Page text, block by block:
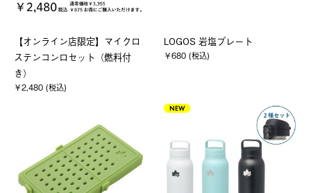
【オンライン店限定】マイクロ
ステンコンロセット（燃料付
き）
￥2,480 (税込)
LOGOS 岩塩プレート
￥680 (税込)
NEW